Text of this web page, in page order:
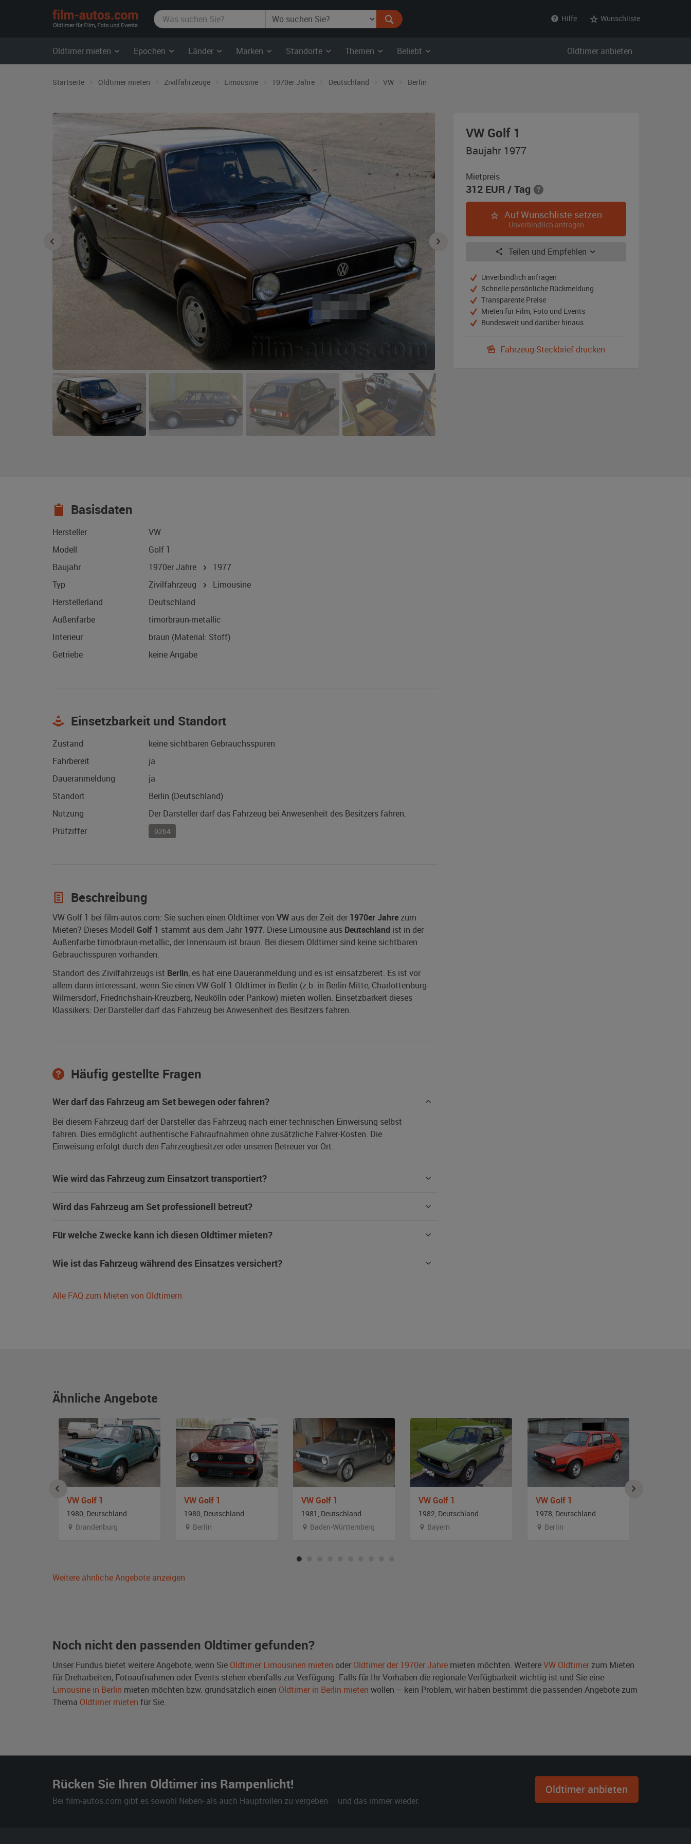
film-
autos.com
Hilfe Wunschliste
Oldtimer mieten Epochen Länder Marken Standorte Themen Beliebt Oldtimer anbieten
Startseite Oldtimer mieten Zivilfahrzeuge Limousine 1970er Jahre Deutschland VW Berlin
VW Golf 1
Baujahr
metallic
Baujahr 1977
Mietpreis
312 EUR/ Tag
Auf Wunschliste setzen
Unverbindlich anfragen
Teilen und Empfehlen
Unverbindlich anfragen
Schnelle persönliche Rückmeldung
Transparente Preise
Mieten für Film, Foto und Events
Bundesweit und darüber hinaus
Fahrzeug-Steckbrief drucken
Basisdaten
Hersteller
VW
Modell
Golf 1
Baujahr
1970er Jahre
1977
Typ
Zivilfahrzeug
Limousine
Herstellerland
Deutschland
Außenfarbe
timorbraun-metallic
Interieur
braun (Material: Stoff)
Getriebe
keine Angabe
Einsetzbarkeit und Standort
Zustand
keine sichtbaren Gebrauchsspuren
Fahrbereit
ja
Daueranmeldung
ja
Standort
Berlin (Deutschland)
Nutzung
Der Darsteller darf das Fahrzeug bei Anwesenheit des Besitzers fahren.
Prüfziffer
9264
Beschreibung
VW Golf 1 bei film-autos.com: Sie suchen einen Oldtimer von VW aus der Zeit der 1970er Jahrezum
Mieten? Dieses Modell Golf 1 stammt aus dem Jahr 1977. Diese Limousine aus Deutschland ist in der
Außenfarbe timorbraun-metallic, der Innenraum ist braun. Bei diesem Oldtimer sind keine sichtbaren
Gebrauchsspuren vorhanden.
Standort des Zivilfahrzeugs ist Berlin, es hat eine Daueranmeldung und es ist einsatzbereit. Es ist vor
allem dann interessant, wenn Sie einen VW Golf 1 Oldtimer in Berlin (z.b. in Berlin-Mitte, Charlottenburg-
Wilmersdorf, Friedrichshain-Kreuzberg, Neukölln oder Pankow) mieten wollen. Einsetzbarkeit dieses
Klassikers: Der Darsteller darf das Fahrzeug bei Anwesenheit des Besitzers fahren.
Häufig gestellte Fragen
Wer darf das Fahrzeug am Set bewegen oder fahren?
Bei diesem Fahrzeug darf der Darsteller das Fahrzeug nach einer technischen Einweisung selbst
fahren. Dies ermöglicht authentische Fahraufnahmen ohne zusätzliche Fahrer-Kosten. Die
Einweisung erfolgt durch den Fahrzeugbesitzer oder unseren Betreuer vor Ort.
Wie wird das Fahrzeug zum Einsatzort transportiert?
Wird das Fahrzeug am Set professionell betreut?
Für welche Zwecke kann ich diesen Oldtimer mieten?
Wie ist das Fahrzeug während des Einsatzes versichert?
Alle FAQ zum Mieten von Oldtimern
Ähnliche Angebote
VW Golf 1
1980, Deutschland
Brandenburg
VW Golf 1
1980, Deutschland
Berlin
VW Golf 1
1981, Deutschland
Baden-Württemberg
VW Golf 1
1982, Deutschland
Bayern
VW Golf 1
1978, Deutschland
Berlin
Weitere ähnliche Angebote anzeigen
Noch nicht den passenden Oldtimer gefunden?
Unser Fundus bietet weitere Angebote, wenn Sie Oldtimer Limousinen mieten oder Oldtimer der 1970er Jahre mieten möchten. WeitereVW Oldtimer zum Mieten
für Dreharbeiten, Fotoaufnahmen oder Events stehen ebenfalls zur Verfügung. Falls für Ihr Vorhaben die regionale Verfügbarkeit wichtig ist und Sie eine
Limousine in Berlin mieten möchten bzw. grundsätzlich einen Oldtimer in Berlin mieten wollen – kein Problem, wir haben bestimmt die passenden Angebote zum
Thema Oldtimer mieten für Sie.
Rücken Sie Ihren Oldtimer ins Rampenlicht!
Bei film-autos.com gibt es sowohl Neben- als auch Hauptrollen zu vergeben – und das immer wieder.
Oldtimer anbieten